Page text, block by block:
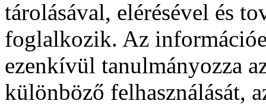
tárolásával, elérésével és
foglalkozik. Az
ezenkívül tanulmányozza
különböző felhasználását,